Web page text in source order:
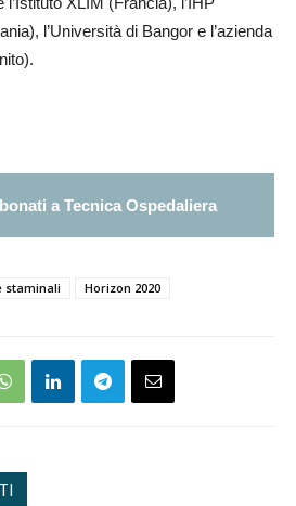
l’Università di Bangor e l’azienda
a Tecnica Ospedaliera
staminali Horizon 2020